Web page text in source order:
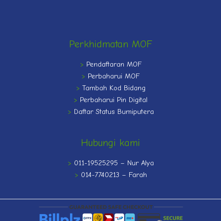
Perkhidmatan MOF
> Pendaftaran MOF
> Perbaharui MOF
> Tambah Kod Bidang
> Perbaharui Pin Digital
> Daftar Status Bumiputera
Hubungi kami
> 011-19525295 – Nur Alya
> 014-7740213 – Farah